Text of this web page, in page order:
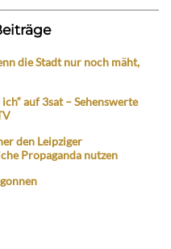
die Stadt nur noch mäht,
auf 3sat – Sehenswerte
den Leipziger
Propaganda nutzen